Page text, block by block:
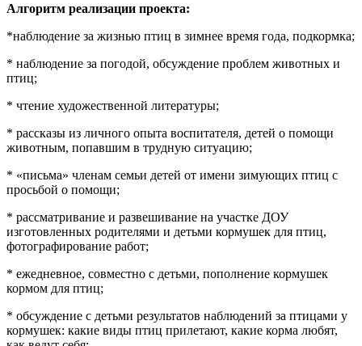
Алгоритм реализации проекта:
*наблюдение за жизнью птиц в зимнее время года, подкормка;
* наблюдение за погодой, обсуждение проблем животных и
птиц;
* чтение художественной литературы;
* рассказы из личного опыта воспитателя, детей о помощи
животным, попавшим в трудную ситуацию;
* «письма» членам семьи детей от имени зимующих птиц с
просьбой о помощи;
* рассматривание и развешивание на участке ДОУ
изготовленных родителями и детьми кормушек для птиц,
фотографирование работ;
* ежедневное, совместно с детьми, пополнение кормушек
кормом для птиц;
* обсуждение с детьми результатов наблюдений за птицами у
кормушек: какие виды птиц прилетают, какие корма любят,